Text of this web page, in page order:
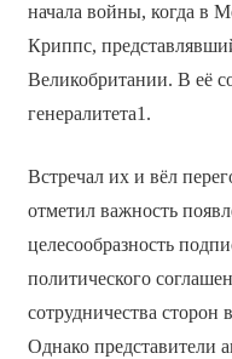
начала войны, когда в
Криппс,
Великобритании. В её
генералитета1.
Встречал их и вёл
отметил важность
целесообразность
политического
сотрудничества сторон
Однако представители